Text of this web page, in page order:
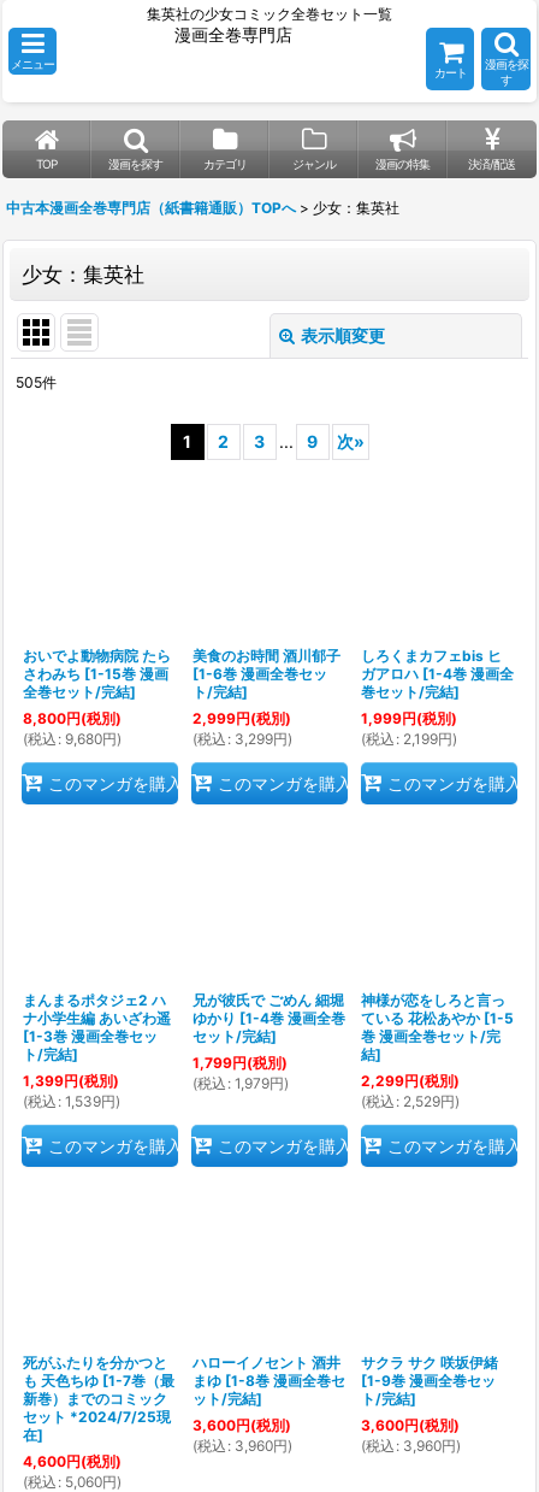
集英社の少女コミック全巻セット一覧
メニュー
漫画全巻専門店
カート
漫画を探
す
TOP 漫画を探す カテゴリ ジャンル 漫画の特集 決済/配送
中古本漫画全巻専門店（紙書籍通販）TOPへ > 少女：集英社
少女：集英社
表示順変更
505件
1 2 3 ... 9 次»
おいでよ動物病院 たら
さわみち [1-15巻 漫画
全巻セット/完結]
8,800円(税別)
(税込 : 9,680円)
このマンガを購入
美食のお時間 酒川郁子
[1-6巻 漫画全巻セッ
ト/完結]
2,999円(税別)
(税込 : 3,299円)
このマンガを購入
しろくまカフェbis ヒ
ガアロハ [1-4巻 漫画全
巻セット/完結]
1,999円(税別)
(税込 : 2,199円)
このマンガを購入
まんまるポタジェ2 ハ
ナ小学生編 あいざわ遥
[1-3巻 漫画全巻セッ
ト/完結]
1,399円(税別)
(税込 : 1,539円)
このマンガを購入
兄が彼氏で ごめん 細堀
ゆかり [1-4巻 漫画全巻
セット/完結]
1,799円(税別)
(税込 : 1,979円)
このマンガを購入
神様が恋をしろと言っ
ている 花松あやか [1-5
巻 漫画全巻セット/完
結]
2,299円(税別)
(税込 : 2,529円)
このマンガを購入
死がふたりを分かつと
も 天色ちゆ [1-7巻（最
新巻）までのコミック
セット *2024/7/25現
在]
4,600円(税別)
(税込 : 5,060円)
ハローイノセント 酒井
まゆ [1-8巻 漫画全巻セ
ット/完結]
3,600円(税別)
(税込 : 3,960円)
サクラ サク 咲坂伊緒
[1-9巻 漫画全巻セッ
ト/完結]
3,600円(税別)
(税込 : 3,960円)